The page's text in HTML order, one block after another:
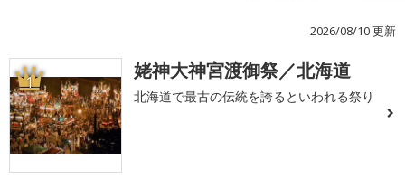
2026/08/10 更新
1 姥神大神宮渡御祭／北海道
北海道で最古の伝統を誇るといわれる祭り